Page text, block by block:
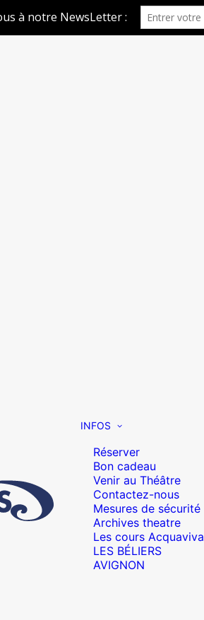
INFOS
Réserver
Bon cadeau
Venir au Théâtre
Contactez-nous
Mesures de sécurité
Archives theatre
Les cours Acquaviva
LES BÉLIERS
AVIGNON